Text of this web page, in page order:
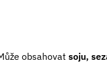
obsahovat soju,